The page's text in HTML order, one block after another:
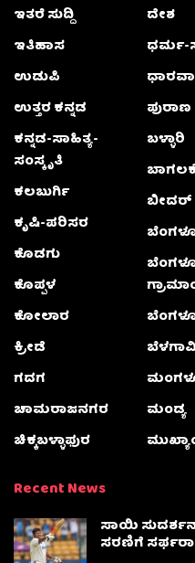
ಇತರೆ ಸುದ್ದಿ
ಇತಿಹಾಸ
ಉಡುಪಿ
ಉತ್ತರ ಕನ್ನಡ
ಕನ್ನಡ-ಸಾಹಿತ್ಯ-
ಸಂಸ್ಕೃತಿ
ಕಲಬುರ್ಗಿ
ಕೃಷಿ-ಪರಿಸರ
ಕೊಡಗು
ಕೊಪ್ಪಳ
ಕೋಲಾರ
ಕ್ರೀಡೆ
ಗದಗ
ಚಾಮರಾಜನಗರ
ಚಿಕ್ಕಬಳ್ಳಾಫುರ
ದೇಶ
ಧರ್ಮ-
ಪುರಾಣ
ಬಳ್ಳಾರಿ
ಬೀದರ್
ಬೆಳಗಾವಿ
ಮಂಡ್ಯ
Recent News
ಸಾಯಿ
ಸರಣಿಗೆ